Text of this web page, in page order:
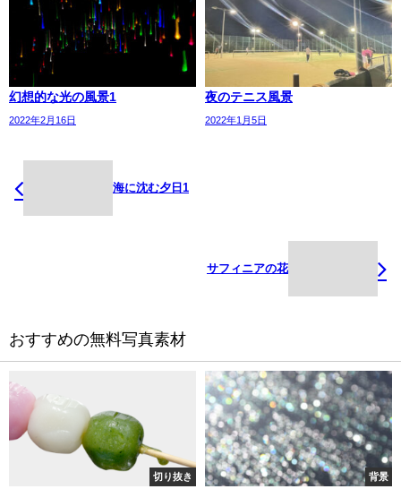
幻想的な光の風景1
2022年2月16日
夜のテニス風景
2022年1月5日
海に沈む夕日1
サフィニアの花
おすすめの無料写真素材
切り抜き 背景